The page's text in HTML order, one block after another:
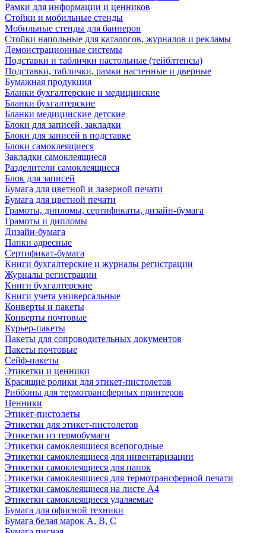
Рамки для информации и ценников
Стойки и мобильные стенды
Мобильные стенды для баннеров
Стойки напольные для каталогов, журналов и рекламы
Демонстрационные системы
Подставки и таблички настольные (тейблтенсы)
Подставки, таблички, рамки настенные и дверные
Бумажная продукция
Бланки бухгалтерские и медицинские
Бланки бухгалтерские
Бланки медицинские детские
Блоки для записей, закладки
Блоки для записей в подставке
Блоки самоклеящиеся
Закладки самоклеящиеся
Разделители самоклеящиеся
Блок для записей
Бумага для цветной и лазерной печати
Бумага для цветной печати
Грамоты, дипломы, сертификаты, дизайн-бумага
Грамоты и дипломы
Дизайн-бумага
Папки адресные
Сертификат-бумага
Книги бухгалтерские и журналы регистрации
Журналы регистрации
Книги бухгалтерские
Книги учета универсальные
Конверты и пакеты
Конверты почтовые
Курьер-пакеты
Пакеты для сопроводительных документов
Пакеты почтовые
Сейф-пакеты
Этикетки и ценники
Красящие ролики для этикет-пистолетов
Риббоны для термотрансферных принтеров
Ценники
Этикет-пистолеты
Этикетки для этикет-пистолетов
Этикетки из термобумаги
Этикетки самоклеящиеся всепогодные
Этикетки самоклеящиеся для инвентаризации
Этикетки самоклеящиеся для папок
Этикетки самоклеящиеся для термотрансферной печати
Этикетки самоклеящиеся на листе А4
Этикетки самоклеящиеся удаляемые
Бумага для офисной техники
Бумага белая марок А, В, С